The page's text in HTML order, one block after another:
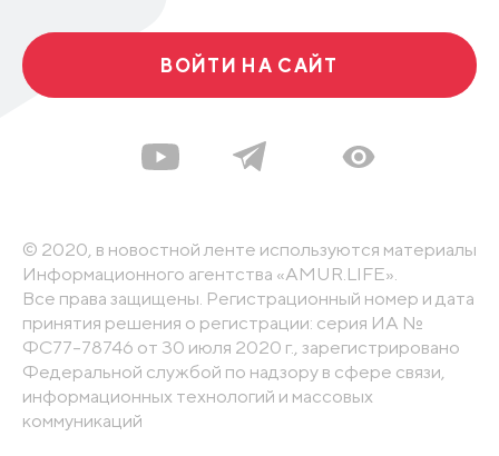
ВОЙТИ НА САЙТ
© 2020, в новостной ленте используются материалы
Информационного агентства «AMUR.LIFE».
Все права защищены. Регистрационный номер и дата
принятия решения о регистрации: серия ИА №
ФС77-78746 от 30 июля 2020 г., зарегистрировано
Федеральной службой по надзору в сфере связи,
информационных технологий и массовых
коммуникаций